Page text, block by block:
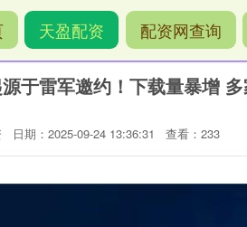
天盈配资 配资网查询
于雷军邀约！下载量暴增
日期：2025-09-24 13:36:31 查看：233